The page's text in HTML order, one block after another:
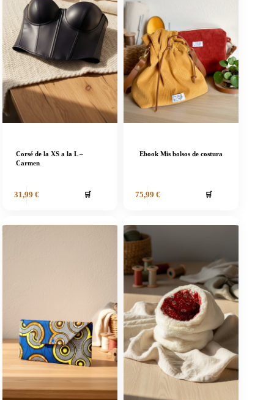
Corsé de la XS a la L –
Carmen
31,99 € 🛒
Ebook Mis bolsos de costura
75,99 € 🛒